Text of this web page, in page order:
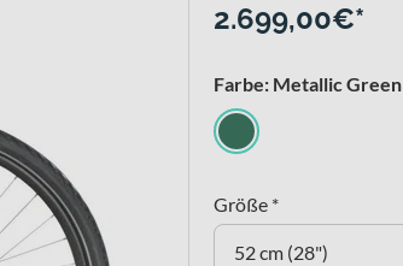
2.699,00€*
Farbe: Metallic Green
Größe *
52 cm (28")